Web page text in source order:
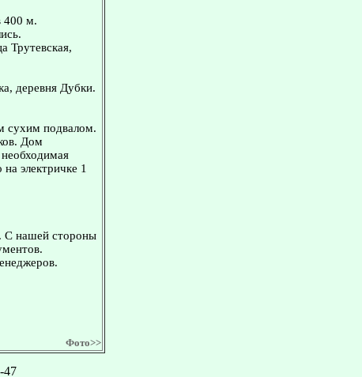
400 м.
Трутевская,
деревня Дубки.
сухим подвaлом.
Дом
электричке 1
С нашей стороны
Фото>>
47